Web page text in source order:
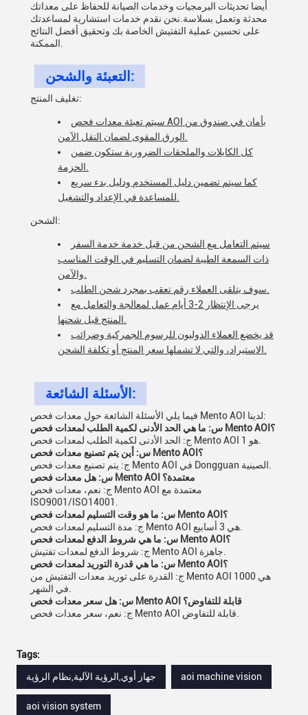
أيضا تحديثات البرمجيات وخدمات الصيانة للحفاظ على معداتك
محدثة وتعمل بسلاسة.نحن نقدم خدمات استشارية لمساعدتك
على تحسين عملية التفتيش الخاصة بك وتحقيق أفضل النتائج
التعبئة والشحن:
تغليف المنتج:
سيتم تعبئة معدات فحص AOI بأمان في صندوق من
كل الكابلات والملحقات الضرورية ستكون ضمن
كما سيتم تضمين دليل المستخدم ودليل بدء سريع
الشحن:
سيتم التعامل مع الشحن من قبل خدمة خدمة السفر
ذات السمعة الطيبة لضمان التسليم في الوقت المناسب
يرجى الإنتظار 2-3 أيام عمل لمعالجة والتعامل مع
قد يخضع العملاء الدوليون للرسوم الجمركية وضرائب
الأسئلة الشائعة:
فيما يلي الأسئلة الشائعة حول معدات فحص Mento AOI لدينا:
س: ما هي الحد الأدنى لكمية الطلب لمعدات فحص Mento AOI؟
س: أين يتم تصنيع معدات فحص Mento AOI؟
س: هل معدات فحص Mento AOI معتمدة؟
ج: نعم، معدات فحص Mento AOI معتمدة مع
ISO9001/ISO14001.
س: ما هو وقت التسليم لمعدات فحص Mento AOI؟
س: ما هي شروط الدفع لمعدات فحص Mento AOI؟
س: ما هي قدرة التوريد لمعدات فحص Mento AOI؟
ج: القدرة على توريد معدات التفتيش من Mento AOI هي 1000
س: هل سعر معدات فحص Mento AOI قابلة للتفاوض؟
Tags:
جهاز أوي,الرؤية الآلية,نظام الرؤية
aoi machine vision
aoi vision system